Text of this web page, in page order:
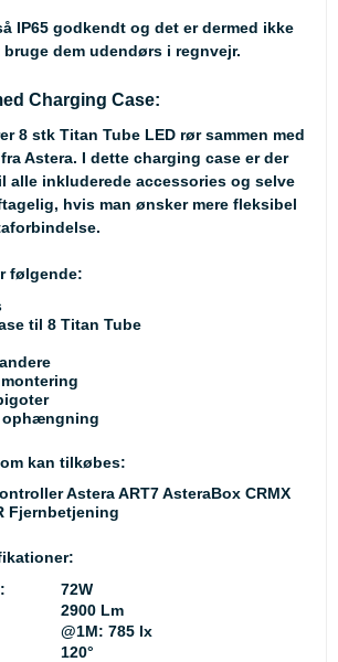
IP65 godkendt og det er dermed ikke
dem udendørs i regnvejr.
Charging Case:
8 stk Titan Tube LED rør sammen med
Astera. I dette charging case er der
alle inkluderede accessories og selve
hvis man ønsker mere fleksibel
følgende:
til 8 Titan Tube
ophængning
kan tilkøbes:
Astera ART7 AsteraBox CRMX
Fjernbetjening
72W
2900 Lm
@1M: 785 lx
120°